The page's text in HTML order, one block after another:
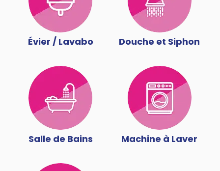
Évier / Lavabo Douche et Siphon
Salle de Bains Machine à Laver